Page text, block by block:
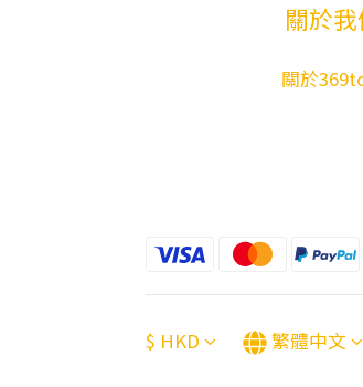
關於我
關於
$ HKD 繁體中文